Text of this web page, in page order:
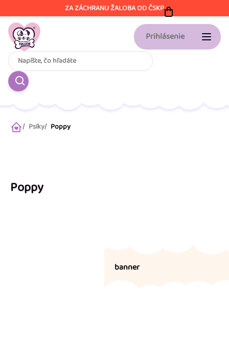
na
obsah
ZA ZÁCHRANU ŽALOBA OD ČSKP
Prihlásenie
DomovPsíky Poppy
Poppy
banner